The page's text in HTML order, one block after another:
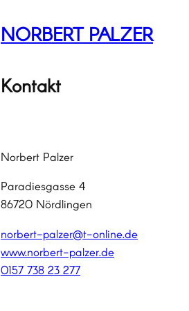
NORBERT PALZER
Kontakt
Norbert Palzer
Paradiesgasse 4
86720 Nördlingen
norbert-palzer@t-online.de
www.norbert-palzer.de
0157 738 23 277